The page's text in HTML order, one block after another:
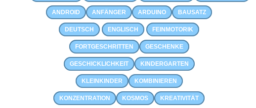
ANDROID ANFÄNGER ARDUINO BAUSATZ
DEUTSCH ENGLISCH FEINMOTORIK
FORTGESCHRITTEN GESCHENKE
GESCHICKLICHKEIT KINDERGARTEN
KLEINKINDER KOMBINIEREN
KONZENTRATION KOSMOS KREATIVITÄT